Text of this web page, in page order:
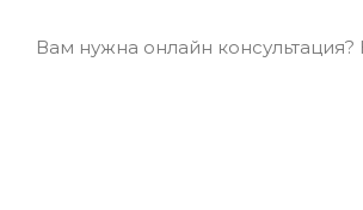
Вам нужна онлайн